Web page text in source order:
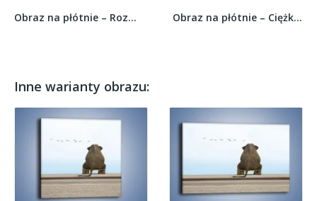
Obraz na płótnie – Rozmowa danieli w lesie –... Obraz na płótnie – Ciężkie życie słonia –...
Inne warianty obrazu: